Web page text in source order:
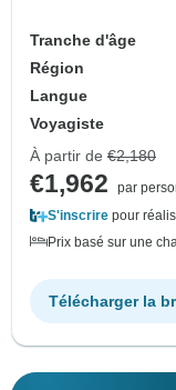
Tranche d'âge
Région
Langue
Voyagiste
À partir de €2,180
€1,962
par
S'inscrire pour
Prix basé sur une
Télécharger la